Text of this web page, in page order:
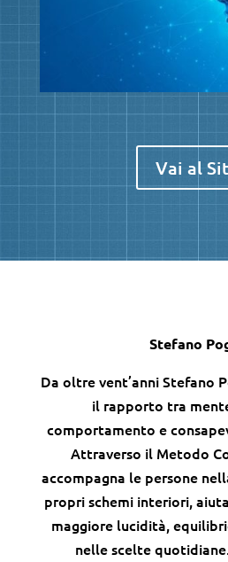
Vai al
Stefano
Da oltre vent’anni Stefano
il rapporto tra
comportamento e
Attraverso il Metodo
accompagna le persone
propri schemi interiori,
maggiore lucidità,
nelle scelte